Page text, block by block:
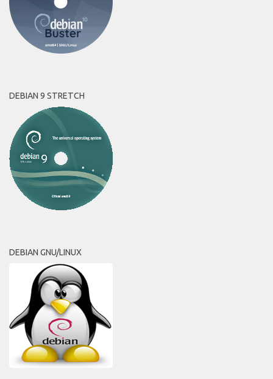
DEBIAN 9 STRETCH
DEBIAN GNU/LINUX